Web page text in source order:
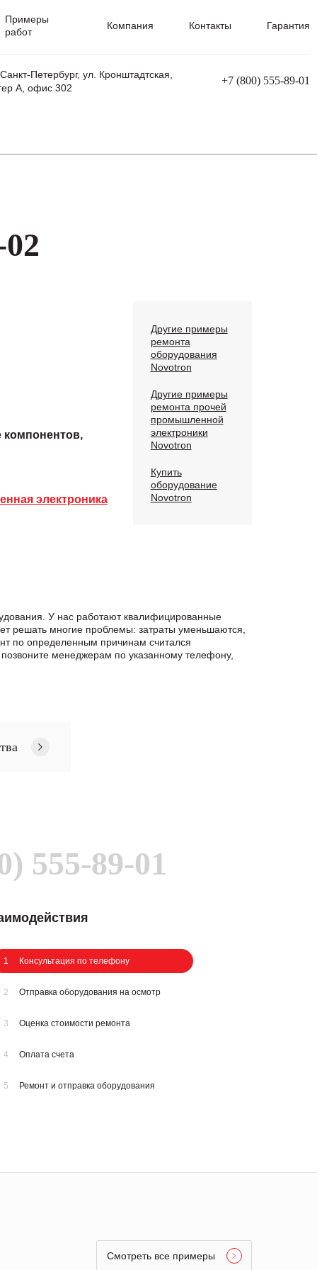
Примеры
работ
Компания Контакты Гарантия
Петербург, ул. Кронштадтская,
А, офис 302
+7 (800) 555-89-01
компонентов,
электроника
Другие примеры
ремонта
оборудования
Novotron
Другие примеры
ремонта прочей
промышленной
электроники
Novotron
Купить
оборудование
Novotron
У нас работают квалифицированные
решать многие проблемы: затраты уменьшаются,
по определенным причинам считался
менеджерам по указанному телефону,
555-89-01
1 Консультация по телефону
2 Отправка оборудования на осмотр
3 Оценка стоимости ремонта
4 Оплата счета
5 Ремонт и отправка оборудования
Смотреть все примеры